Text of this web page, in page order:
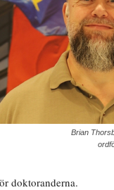
Brian
doktoranderna.